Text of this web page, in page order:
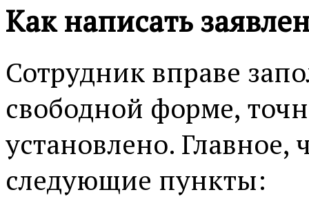
Как написать
Сотрудник вправе
свободной форме,
установлено.
следующие пункты: